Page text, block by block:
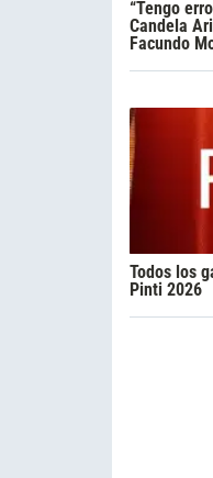
“Tengo
Candela
Facundo
Todos los
Pinti 2026